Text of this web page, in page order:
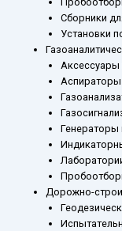
Сборники
Установки
Аспираторы
Генераторы
Дорожно-